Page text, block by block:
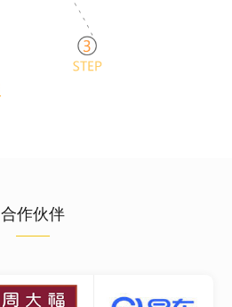
合作伙伴